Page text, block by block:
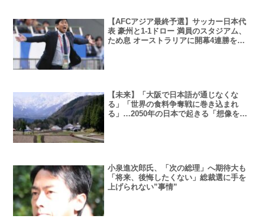
【AFCアジア最終予選】サッカー日本代
表 豪州と1-1ドロー 満員のスタジアム、
ため息 オーストラリアに開幕4連勝を阻
【未来】「大阪で日本語が通じなくな
る」「世界の食料争奪戦に巻き込まれ
る」…2050年の日本で起きる「想像を絶
小泉進次郎氏、「次の総理」へ期待大も
「将来、後悔したくない」総裁選に手を
上げられない”事情”